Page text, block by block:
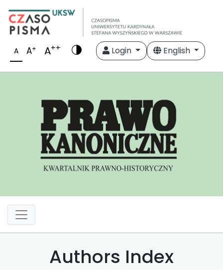
A A+ A++ Login English
Authors Index